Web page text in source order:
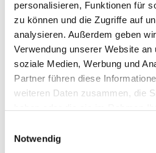
personalisieren, Funktionen für
zu können und die Zugriffe auf
analysieren. Außerdem geben
Verwendung unserer Website
soziale Medien, Werbung und
Partner führen diese
weiteren Daten zusammen, die
Notwendig